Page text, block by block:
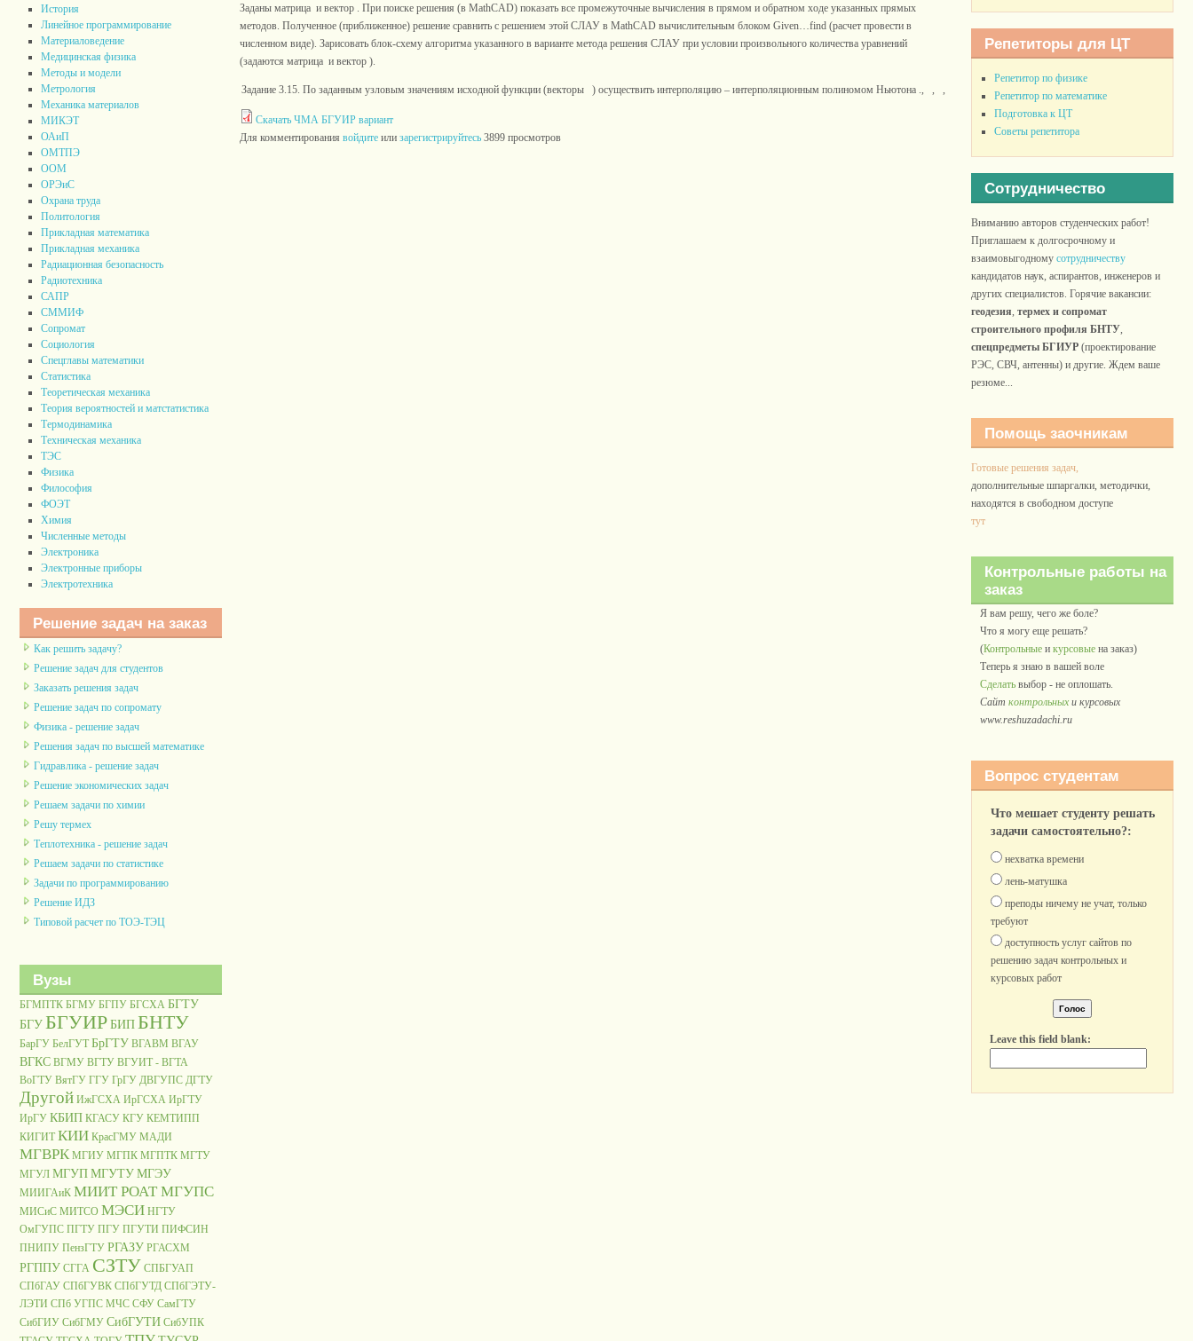
История
Линейное программирование
Материаловедение
Медицинская физика
Методы и модели
Метрология
Механика материалов
МИКЭТ
ОАиП
ОМТПЭ
ООМ
ОРЭиС
Охрана труда
Политология
Прикладная математика
Прикладная механика
Радиационная безопасность
Радиотехника
САПР
СММИФ
Сопромат
Социология
Спецглавы математики
Статистика
Теоретическая механика
Теория вероятностей и матстатистика
Термодинамика
Техническая механика
ТЭС
Физика
Философия
ФОЭТ
Химия
Численные методы
Электроника
Электронные приборы
Электротехника
Решение задач на заказ
Как решить задачу?
Решение задач для студентов
Заказать решения задач
Решение задач по сопромату
Физика - решение задач
Решения задач по высшей математике
Гидравлика - решение задач
Решение экономических задач
Решаем задачи по химии
Решу термех
Теплотехника - решение задач
Решаем задачи по статистике
Задачи по программированию
Решение ИДЗ
Типовой расчет по ТОЭ-ТЭЦ
Вузы
БГМПТК БГМУ БГПУ БГСХА БГТУ
БГУБГУИРБИПБНТУ
БарГУ БелГУТ БрГТУ ВГАВМ ВГАУ
ВГКС ВГМУ ВГТУ ВГУИТ - ВГТА
ВоГТУ ВятГУ ГГУ ГрГУ ДВГУПС ДГТУ
Другой ИжГСХА ИрГСХА ИрГТУ
ИрГУ КБИП КГАСУ КГУ КЕМТИПП
КИГИТ КИИ КрасГМУ МАДИ
МГВРК МГИУ МГПК МГПТК МГТУ
МГУЛ МГУПМГУТУМГЭУ
МИИГАиК МИИТ РОАТ МГУПС
МИСиС МИТСО МЭСИ НГТУ
ОмГУПС ПГТУ ПГУ ПГУТИ ПИФСИН
ПНИПУ ПензГТУ РГАЗУ РГАСХМ
РГППУ СГГА СЗТУ СПБГУАП
СПбГАУ СПбГУВК СПбГУТД СПбГЭТУ-
ЛЭТИ СПб УГПС МЧС СФУ СамГТУ
СибГИУ СибГМУ СибГУТИ СибУПК
Заданы матрица и вектор . При поиске решения (в MathCAD) показать все промежуточные вычисления в прямом и обратном ходе указанных прямых
методов. Полученное (приближенное) решение сравнить с решением этой СЛАУ в MathCAD вычислительным блоком Given…find (расчет провести в
численном виде). Зарисовать блок-схему алгоритма указанного в варианте метода решения СЛАУ при условии произвольного количества уравнений
(задаются матрица и вектор ).
Задание 3.15. По заданным узловым значениям исходной функции (векторы ) осуществить интерполяцию – интерполяционным полиномом Ньютона ., , ,
Скачать ЧМА БГУИР вариант
Для комментирования войдитеили зарегистрируйтесь 3899 просмотров
Репетиторы для ЦТ
Репетитор по физике
Репетитор по математике
Подготовка к ЦТ
Советы репетитора
Сотрудничество
Вниманию авторов студенческих работ!
Приглашаем к долгосрочному и
взаимовыгодномусотрудничеству
кандидатов наук, аспирантов, инженеров и
других специалистов. Горячие вакансии:
геодезия, термех и сопромат
строительного профиля БНТУ,
спецпредметы БГИУР (проектирование
РЭС, СВЧ, антенны) и другие. Ждем ваше
резюме...
Помощь заочникам
Готовые решения задач,
дополнительные шпаргалки, методички,
находятся в свободном доступе
тут
Контрольные работы на
заказ
Я вам решу, чего же боле?
Что я могу еще решать?
(Контрольные икурсовые на заказ)
Теперь я знаю в вашей воле
Сделать выбор - не оплошать.
Сайтконтрольных и курсовых
www.reshuzadachi.ru
Вопрос студентам
Что мешает студенту решать
задачи самостоятельно?:
нехватка времени
лень-матушка
преподы ничему не учат, только
требуют
доступность услуг сайтов по
решению задач контрольных и
курсовых работ
Leave this field blank: